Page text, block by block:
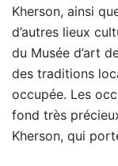
Kherson, ainsi
d’autres lieux
du Musée d’art
des traditions
occupée. Les
fond très
Kherson, qui